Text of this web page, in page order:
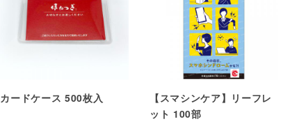
カードケース 500枚入
【スマシンケア】リーフレ
ット 100部